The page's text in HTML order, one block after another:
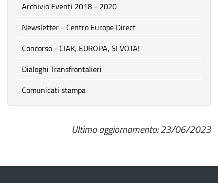
Archivio Eventi 2018 - 2020
Newsletter - Centro Europe Direct
Concorso - CIAK, EUROPA, SI VOTA!
Dialoghi Transfrontalieri
Comunicati stampa
Ultimo aggiornamento: 23/06/2023